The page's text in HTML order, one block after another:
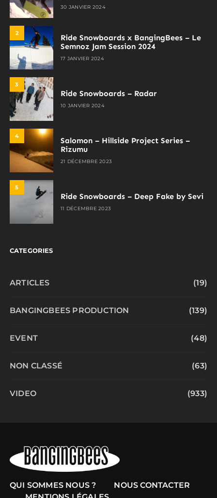
30 JANVIER 2024
2
Ride Snowboards x BangingBees – Le
Semnoz Jam Session 2024
17 JANVIER 2024
3
Ride Snowboards – Radar
10 JANVIER 2024
4
Salomon – Hillside Project Series –
Rizumu
21 DÉCEMBRE 2023
5
Ride Snowboards – Deep Fake by Sevi
11 DÉCEMBRE 2023
CATEGORIES
ARTICLES (19)
BANGINGBEES PRODUCTION (139)
EVENT (48)
NON CLASSÉ (63)
VIDEO (933)
QUI SOMMES NOUS ?
NOUS CONTACTER